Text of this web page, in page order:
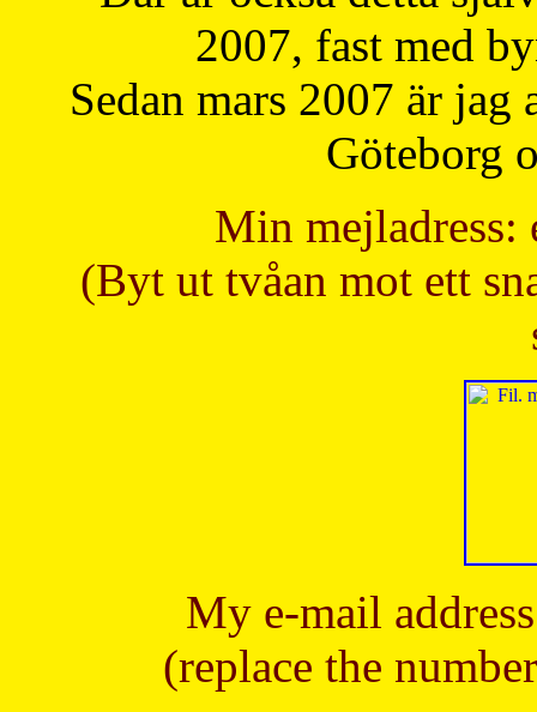
2007, fast med
Sedan mars 2007 är
Göteborg
Min mejladress:
(Byt ut tvåan mot ett
My e-mail
(replace the